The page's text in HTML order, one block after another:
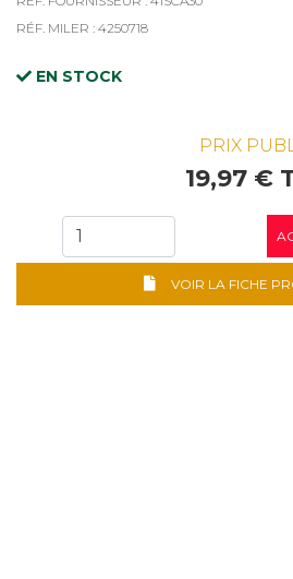
RÉF. MILER : 4250718
EN STOCK
PRIX
19,97 €
VOIR LA FICHE